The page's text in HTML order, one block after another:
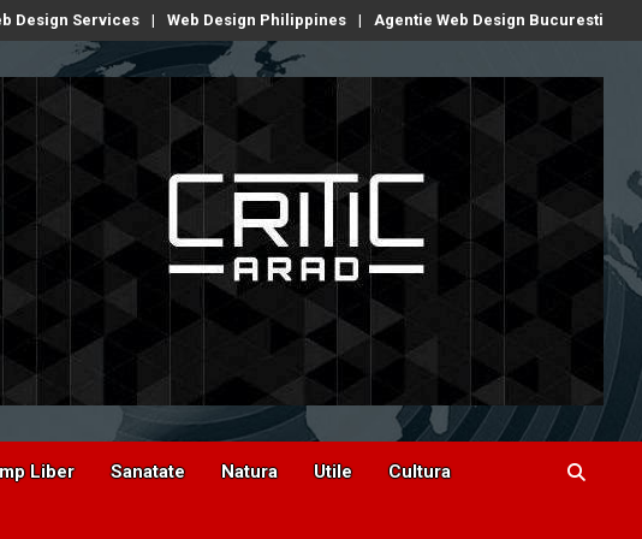
Design Services Web Design Philippines Agentie Web Design Bucuresti
Liber Sanatate Natura Utile Cultura